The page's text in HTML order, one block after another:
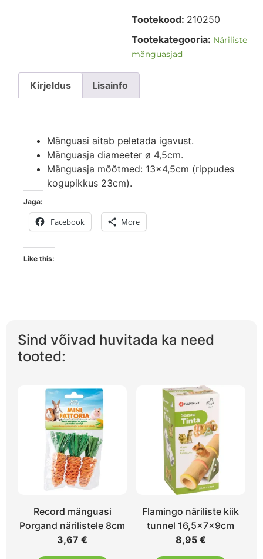
Tootekood: 210250
Tootekategooria: Näriliste
mänguasjad
Kirjeldus Lisainfo
Mänguasi aitab peletada igavust.
Mänguasja diameeter ø 4,5cm.
Mänguasja mõõtmed: 13×4,5cm (rippudes
kogupikkus 23cm).
Jaga:
Facebook More
Like this:
Sind võivad huvitada ka need
tooted:
Record mänguasi
Porgand närilistele 8cm
3,67€
Flamingo näriliste kiik
tunnel 16,5x7x9cm
8,95 €